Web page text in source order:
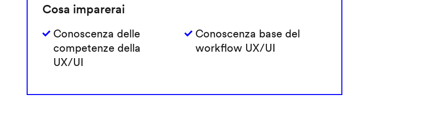
Cosa imparerai
Conoscenza delle
competenze della
UX/UI
Conoscenza base del
workflow UX/UI